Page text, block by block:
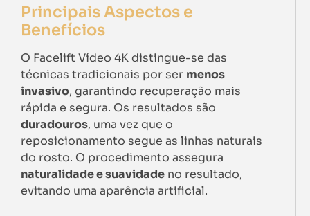
Principais Aspectos e
Benefícios
O Facelift Vídeo 4K distingue-se das
técnicas tradicionais por ser menos
invasivo, garantindo recuperação mais
rápida e segura. Os resultados são
duradouros, uma vez que o
reposicionamento segue as linhas naturais
do rosto. O procedimento assegura
naturalidade e suavidade no resultado,
evitando uma aparência artificial.